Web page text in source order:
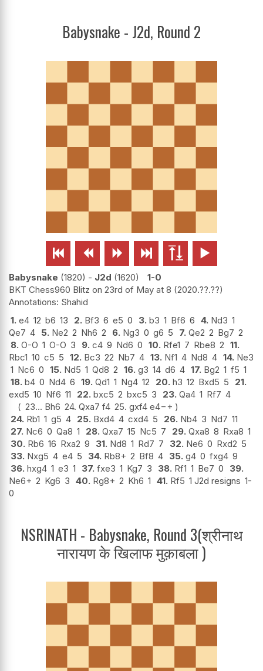
Babysnake - J2d, Round 2
     
Babysnake 1820 - J2d 1620
1-0
BKT Chess960 Blitz on 23rd of May at 8 2020.??.??
Shahid
1. e4 12 b6 13 2. Bf3 6 e5 0 3. b3 1 Bf6 6 4. Nd3 1
Qe7 4 5. Ne2 2 Nh6 2 6. Ng3 0 g6 5 7. Qe2 2 Bg7 2
8. O-O 1 O-O 3 9. c4 9 Nd6 0 10. Rfe1 7 Rbe8 2 11.
Rbc1 10 c5 5 12. Bc3 22 Nb7 4 13. Nf1 4 Nd8 4 14. Ne3
1 Nc6 0 15. Nd5 1 Qd8 2 16. g3 14 d6 4 17. Bg2 1 f5 1
18. b4 0 Nd4 6 19. Qd1 1 Ng4 12 20. h3 12 Bxd5 5
21.
exd5 10 Nf6 11 22. bxc5 2 bxc5 3 23. Qa4 1 Rf7 4
23... Bh6 24. Qxa7 f4 25. gxf4 e4−+
24. Rb1 1 g5 4 25. Bxd4 4 cxd4 5 26. Nb4 3 Nd7 11
27. Nc6 0 Qa8 1 28. Qxa7 15 Nc5 7 29. Qxa8 8 Rxa8 1
30. Rb6 16 Rxa2 9 31. Nd8 1 Rd7 7 32. Ne6 0 Rxd2 5
33. Nxg5 4 e4 5 34. Rb8+ 2 Bf8 4 35. g4 0 fxg4 9
36. hxg4 1 e3 1 37. fxe3 1 Kg7 3 38. Rf1 1 Be7 0
39.
Ne6+ 2 Kg6 3 40. Rg8+ 2 Kh6 1 41. Rf5 1 J2d resigns 1-
0
NSRINATH - Babysnake, Round 3(श्रीनाथ
नारायण के खिलाफ मुक़ाबला )